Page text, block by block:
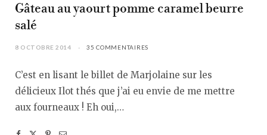
Gâteau au yaourt pomme caramel beurre
salé
8 OCTOBRE 2014 35 COMMENTAIRES
C’est en lisant le billet de Marjolaine sur les
délicieux Ilot thés que j’ai eu envie de me mettre
aux fourneaux ! Eh oui,…